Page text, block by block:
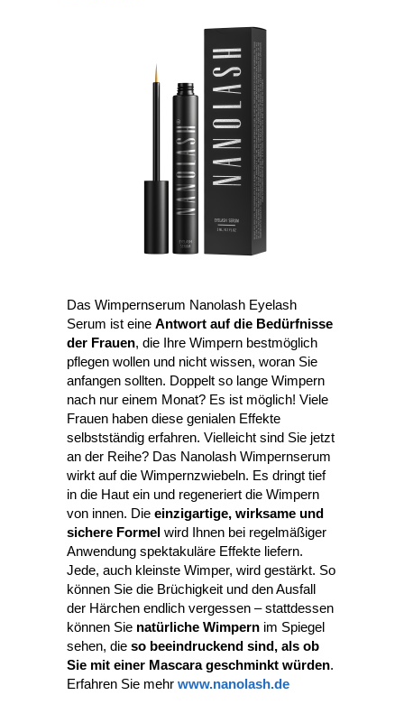
Das Wimpernserum Nanolash Eyelash
Serum ist eine Antwort auf die Bedürfnisse
der Frauen, die Ihre Wimpern bestmöglich
pflegen wollen und nicht wissen, woran Sie
anfangen sollten. Doppelt so lange Wimpern
nach nur einem Monat? Es ist möglich! Viele
Frauen haben diese genialen Effekte
selbstständig erfahren. Vielleicht sind Sie jetzt
an der Reihe? Das Nanolash Wimpernserum
wirkt auf die Wimpernzwiebeln. Es dringt tief
in die Haut ein und regeneriert die Wimpern
von innen. Die einzigartige, wirksame und
sichere Formel wird Ihnen bei regelmäßiger
Anwendung spektakuläre Effekte liefern.
Jede, auch kleinste Wimper, wird gestärkt. So
können Sie die Brüchigkeit und den Ausfall
der Härchen endlich vergessen – stattdessen
können Sie natürliche Wimpern im Spiegel
sehen, die so beeindruckend sind, als ob
Sie mit einer Mascara geschminkt würden.
Erfahren Sie mehr www.nanolash.de